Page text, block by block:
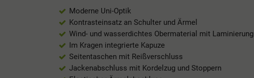
Moderne Uni-Optik
Kontrasteinsatz an Schulter und Ärmel
Wind- und wasserdichtes Obermaterial mit Laminierung
Im Kragen integrierte Kapuze
Seitentaschen mit Reißverschluss
Jackenabschluss mit Kordelzug und Stoppern